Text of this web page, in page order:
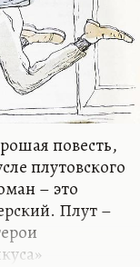
повесть,
плутовского
– это
Плут –